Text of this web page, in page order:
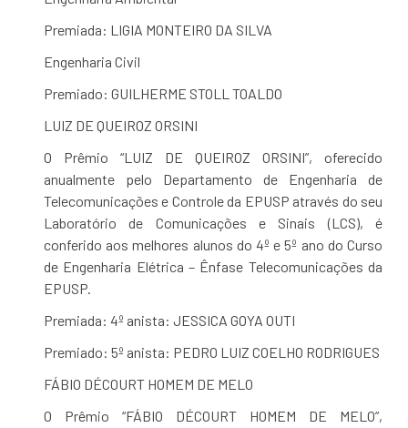
Premiada: LIGIA MONTEIRO DA SILVA
Engenharia Civil
Premiado: GUILHERME STOLL TOALDO
LUIZ DE QUEIROZ ORSINI
O Prêmio “LUIZ DE QUEIROZ ORSINI”, oferecido
anualmente pelo Departamento de Engenharia de
Telecomunicações e Controle da EPUSP através do seu
Laboratório de Comunicações e Sinais (LCS), é
conferido aos melhores alunos do 4º e 5º ano do Curso
de Engenharia Elétrica – Ênfase Telecomunicações da
EPUSP.
Premiada: 4º anista: JESSICA GOYA OUTI
Premiado: 5º anista: PEDRO LUIZ COELHO RODRIGUES
FÁBIO DÉCOURT HOMEM DE MELO
O Prêmio “FÁBIO DÉCOURT HOMEM DE MELO”,